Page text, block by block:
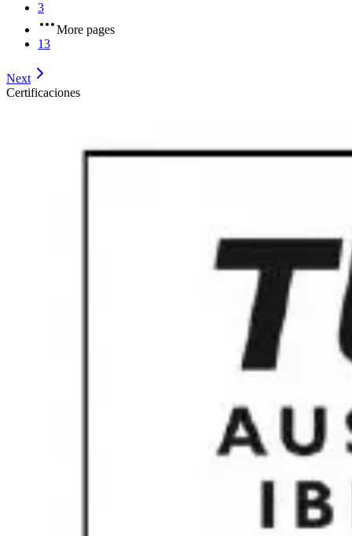
3
More pages
13
Next
Certificaciones